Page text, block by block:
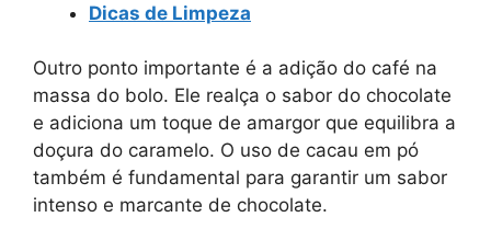
Dicas de Limpeza
Outro ponto importante é a adição do café na
massa do bolo. Ele realça o sabor do chocolate
e adiciona um toque de amargor que equilibra a
doçura do caramelo. O uso de cacau em pó
também é fundamental para garantir um sabor
intenso e marcante de chocolate.